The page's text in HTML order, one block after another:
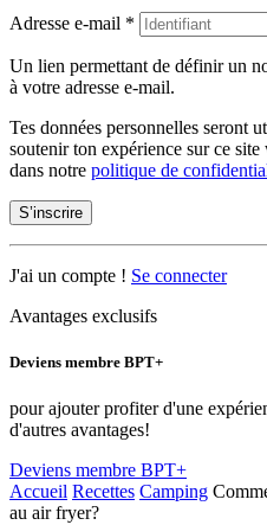
Adresse e-mail *
Un lien permettant de définir un
à votre adresse e-mail.
Tes données personnelles seront
soutenir ton expérience sur ce
dans notre politique de
S’inscrire
J'ai un compte ! Se connecter
Avantages exclusifs
Deviens membre BPT+
pour ajouter profiter d'une
d'autres avantages!
Deviens membre BPT+
Accueil Recettes Camping
au air fryer?